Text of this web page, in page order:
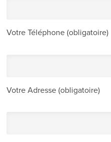
Votre Téléphone (obligatoire)
Votre Adresse (obligatoire)